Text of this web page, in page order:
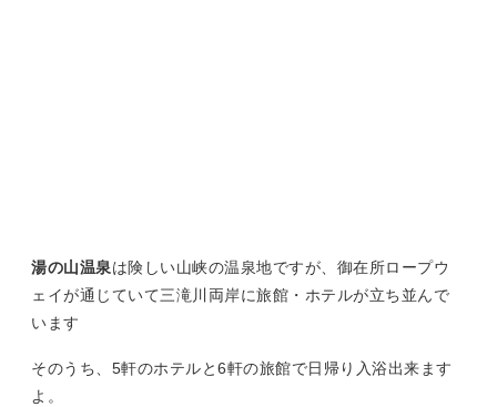
湯の山温泉は険しい山峡の温泉地ですが、御在所ロープウ
ェイが通じていて三滝川両岸に旅館・ホテルが立ち並んで
います
そのうち、5軒のホテルと6軒の旅館で日帰り入浴出来ます
よ。